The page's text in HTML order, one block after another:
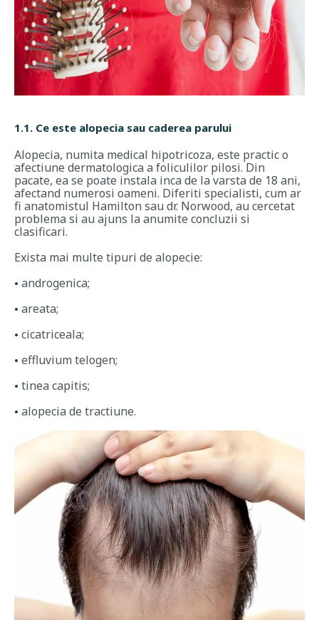
1.1. Ce este alopecia sau caderea parului
Alopecia, numita medical hipotricoza, este practic o
afectiune dermatologica a foliculilor pilosi. Din
pacate, ea se poate instala inca de la varsta de 18 ani,
afectand numerosi oameni. Diferiti specialisti, cum ar
fi anatomistul Hamilton sau dr. Norwood, au cercetat
problema si au ajuns la anumite concluzii si
clasificari.
Exista mai multe tipuri de alopecie:
androgenica;
areata;
cicatriceala;
effluvium telogen;
tinea capitis;
alopecia de tractiune.